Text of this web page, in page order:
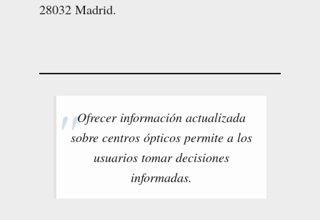
28032 Madrid.
Ofrecer información actualizada
sobre centros ópticos permite a los
usuarios tomar decisiones
informadas.